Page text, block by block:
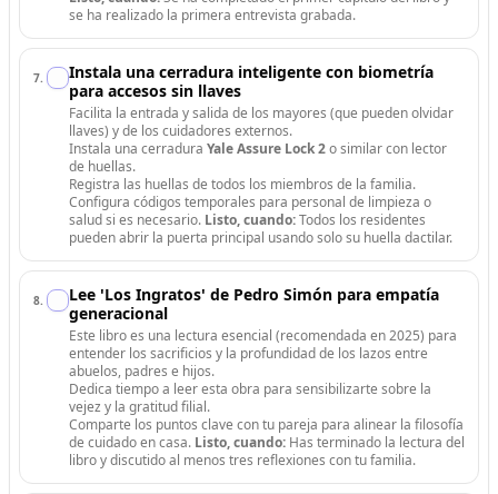
se ha realizado la primera entrevista grabada.
7.
Instala una cerradura inteligente con biometría
para accesos sin llaves
Facilita la entrada y salida de los mayores (que pueden olvidar
llaves) y de los cuidadores externos.
Instala una cerradura Yale Assure Lock 2o similar con lector
de huellas.
Registra las huellas de todos los miembros de la familia.
Configura códigos temporales para personal de limpieza o
salud si es necesario. Listo, cuando:Todos los residentes
pueden abrir la puerta principal usando solo su huella dactilar.
8.
Lee 'Los Ingratos' de Pedro Simón para empatía
generacional
Este libro es una lectura esencial (recomendada en 2025) para
entender los sacrificios y la profundidad de los lazos entre
abuelos, padres e hijos.
Dedica tiempo a leer esta obra para sensibilizarte sobre la
vejez y la gratitud filial.
Comparte los puntos clave con tu pareja para alinear la filosofía
de cuidado en casa. Listo, cuando: Has terminado la lectura del
libro y discutido al menos tres reflexiones con tu familia.